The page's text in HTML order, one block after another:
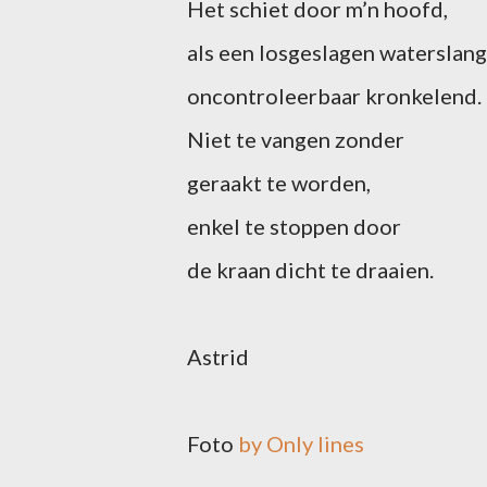
Het schiet door m’n hoofd,
als een losgeslagen
oncontroleerbaar kronkelend.
Niet te vangen zonder
geraakt te worden,
enkel te stoppen door
de kraan dicht te draaien.
Astrid
Foto by Only lines